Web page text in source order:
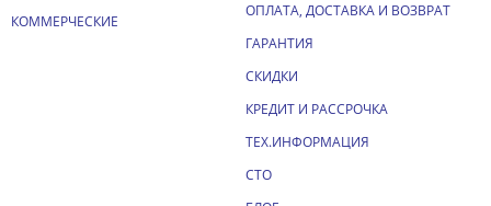
КОММЕРЧЕСКИЕ
ОПЛАТА, ДОСТАВКА И ВОЗВРАТ
ГАРАНТИЯ
СКИДКИ
КРЕДИТ И РАССРОЧКА
ТЕХ.ИНФОРМАЦИЯ
СТО